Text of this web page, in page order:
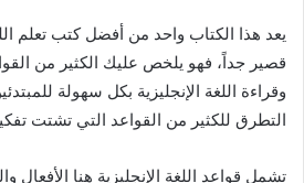
يعد هذا الكتاب واحد من أفضل كتب تعلم
قصير جداً، فهو يلخص عليك الكثير من
وقراءة اللغة الإنجليزية بكل سهولة
التطرق للكثير من القواعد التي تشتت
تشمل قواعد اللغة الإنجليزية هنا الأفعال